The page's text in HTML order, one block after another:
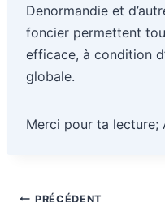
Denormandie et
foncier permettent
efficace, à condition
globale.
Merci pour ta lecture;
Navigation
PRÉCÉDENT